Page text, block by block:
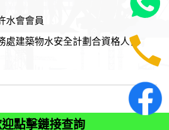
水會會員
處建築物水安全計劃合資格人仕
點擊鏈接查詢